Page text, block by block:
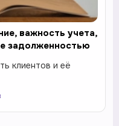
важность учета,
задолженностью
клиентов и её